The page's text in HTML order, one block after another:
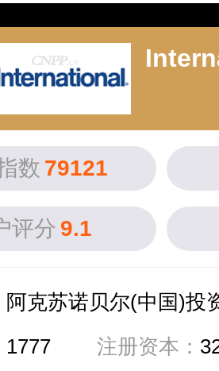
数 79121
评分 9.1
阿克苏诺贝尔(中国)投
1777 注册资本：